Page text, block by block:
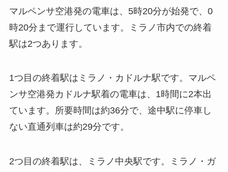
マルペンサ空港発の電車は、5時20分が始発で、0
時20分まで運行しています。ミラノ市内での終着
駅は2つあります。
1つ目の終着駅はミラノ・カドルナ駅です。マルペ
ンサ空港発カドルナ駅着の電車は、1時間に2本出
ています。所要時間は約36分で、途中駅に停車し
ない直通列車は約29分です。
2つ目の終着駅は、ミラノ中央駅です。ミラノ・ガ